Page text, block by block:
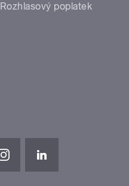
Rozhlasový poplatek